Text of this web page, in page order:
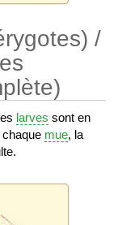
/
larves sont en
mue, la